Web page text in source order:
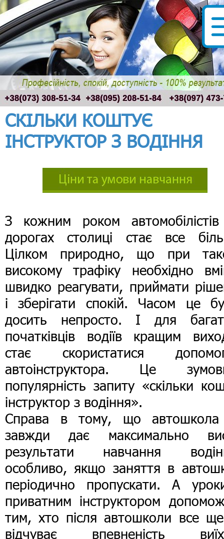
СКІЛЬКИ КОШТУЄ
ІНСТРУКТОР З ВОДІННЯ
З кожним роком
дорогах столиці стає все
Цілком природно, що при
високому трафіку необхідно
швидко реагувати, приймати
і зберігати спокій. Часом це
досить непросто. І для
початківців водіїв кращим
стає скористатися
автоінструктора. Це
популярність запиту «скільки
інструктор з водіння».
Справа в тому, що
завжди дає максимально
результати навчання
особливо, якщо заняття в
періодично пропускати. А
приватним інструктором
тим, хто після автошколи все
відчуває впевненість